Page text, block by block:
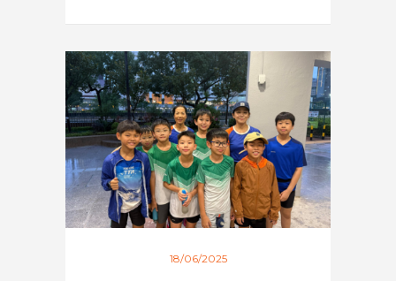
18/06/2025